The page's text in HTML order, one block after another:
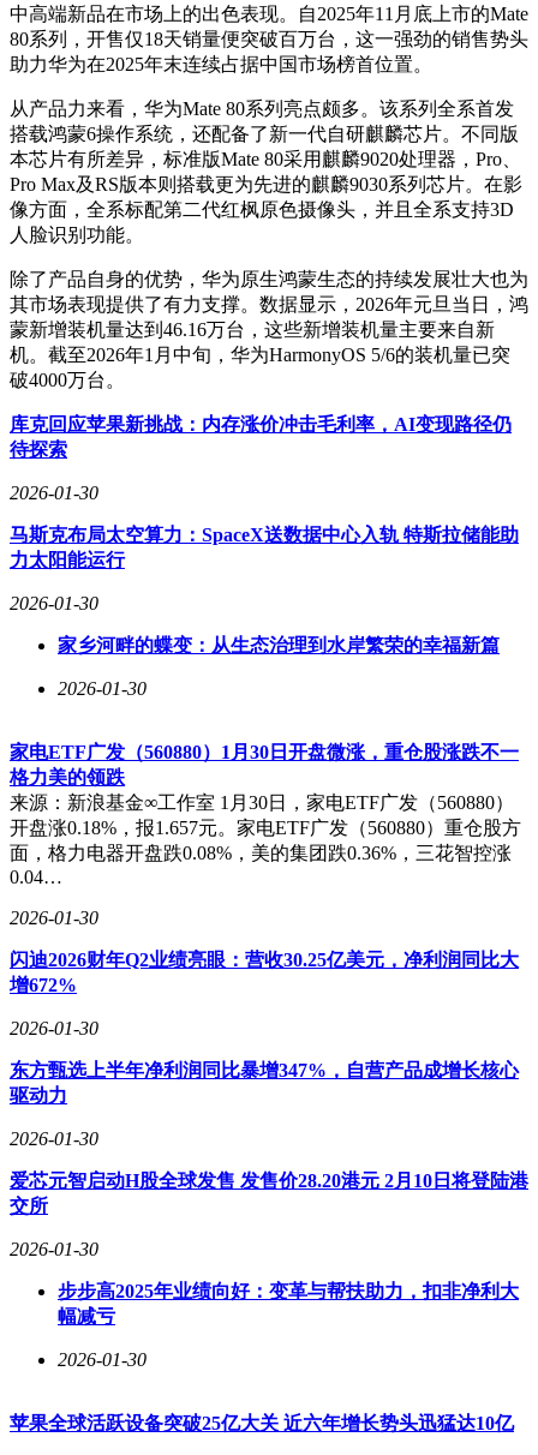
中高端新品在市场上的出色表现。自2025年11月底上市的Mate
80系列，开售仅18天销量便突破百万台，这一强劲的销售势头
助力华为在2025年末连续占据中国市场榜首位置。
从产品力来看，华为Mate 80系列亮点颇多。该系列全系首发
搭载鸿蒙6操作系统，还配备了新一代自研麒麟芯片。不同版
本芯片有所差异，标准版Mate 80采用麒麟9020处理器，Pro、
Pro Max及RS版本则搭载更为先进的麒麟9030系列芯片。在影
像方面，全系标配第二代红枫原色摄像头，并且全系支持3D
人脸识别功能。
除了产品自身的优势，华为原生鸿蒙生态的持续发展壮大也为
其市场表现提供了有力支撑。数据显示，2026年元旦当日，鸿
蒙新增装机量达到46.16万台，这些新增装机量主要来自新
机。截至2026年1月中旬，华为HarmonyOS 5/6的装机量已突
破4000万台。
库克回应苹果新挑战：内存涨价冲击毛利率，AI变现路径仍
待探索
2026-01-30
马斯克布局太空算力：SpaceX送数据中心入轨 特斯拉储能助
力太阳能运行
2026-01-30
家乡河畔的蝶变：从生态治理到水岸繁荣的幸福新篇
2026-01-30
家电ETF广发（560880）1月30日开盘微涨，重仓股涨跌不一
格力美的领跌
来源：新浪基金∞工作室 1月30日，家电ETF广发（560880）
开盘涨0.18%，报1.657元。家电ETF广发（560880）重仓股方
面，格力电器开盘跌0.08%，美的集团跌0.36%，三花智控涨
0.04…
2026-01-30
闪迪2026财年Q2业绩亮眼：营收30.25亿美元，净利润同比大
增672%
2026-01-30
东方甄选上半年净利润同比暴增347%，自营产品成增长核心
驱动力
2026-01-30
爱芯元智启动H股全球发售 发售价28.20港元 2月10日将登陆港
交所
2026-01-30
步步高2025年业绩向好：变革与帮扶助力，扣非净利大
幅减亏
2026-01-30
苹果全球活跃设备突破25亿大关 近六年增长势头迅猛达10亿